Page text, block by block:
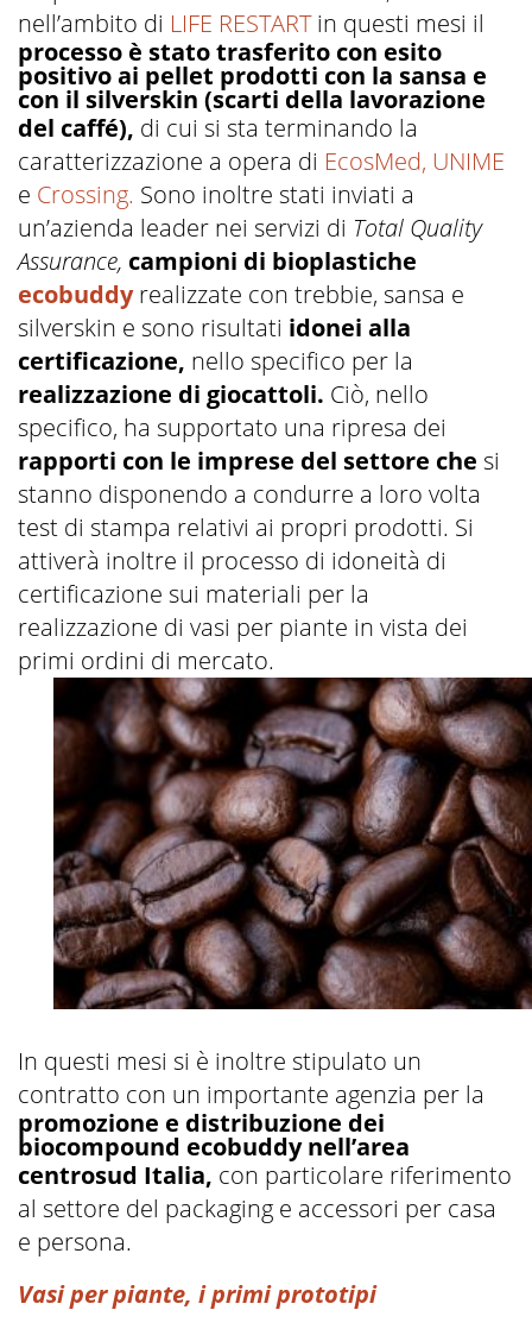
nell’ambito di LIFE RESTARTin questi mesi il
processo è stato trasferito con esito
positivo ai pellet prodotti con la sansa e
con il silverskin (scarti della lavorazione
del caffé), di cui si sta terminando la
caratterizzazione a opera di EcosMed, UNIME
e Crossing. Sono inoltre stati inviati a
un’azienda leader nei servizi di Total Quality
Assurance, campioni di bioplastiche
ecobuddy realizzate con trebbie, sansa e
silverskin e sono risultati idonei alla
certificazione, nello specifico per la
realizzazione di giocattoli. Ciò, nello
specifico, ha supportato una ripresa dei
rapporti con le imprese del settore che si
stanno disponendo a condurre a loro volta
test di stampa relativi ai propri prodotti. Si
attiverà inoltre il processo di idoneità di
certificazione sui materiali per la
realizzazione di vasi per piante in vista dei
primi ordini di mercato.
In questi mesi si è inoltre stipulato un
contratto con un importante agenzia per la
promozione e distribuzione dei
biocompound ecobuddy nell’area
centrosud Italia, con particolare riferimento
al settore del packaging e accessori per casa
e persona.
Vasi per piante, i primi prototipi